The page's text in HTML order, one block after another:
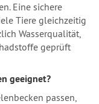
Eine sichere
Tiere gleichzeitig
Wasserqualität,
geprüft
geeignet?
passen,